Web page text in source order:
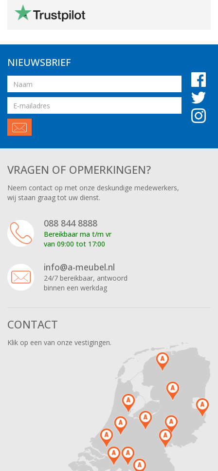
NIEUWSBRIEF
Naam
Email
adres
VRAGEN OF OPMERKINGEN?
Neem contact op met onze deskundige medewerkers,
wij staan graag tot uw dienst.
088 844 8888
Bereikbaar ma t/m vr
van 09:00 tot 17:00
info@a-meubel.nl
24/7 bereikbaar, antwoord
binnen een werkdag
CONTACT
Klik op een van onze vestigingen.